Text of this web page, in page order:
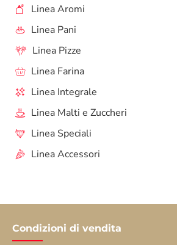
Linea Aromi
Linea Pani
Linea Pizze
Linea Farina
Linea Integrale
Linea Malti e Zuccheri
Linea Speciali
Linea Accessori
Condizioni di vendita